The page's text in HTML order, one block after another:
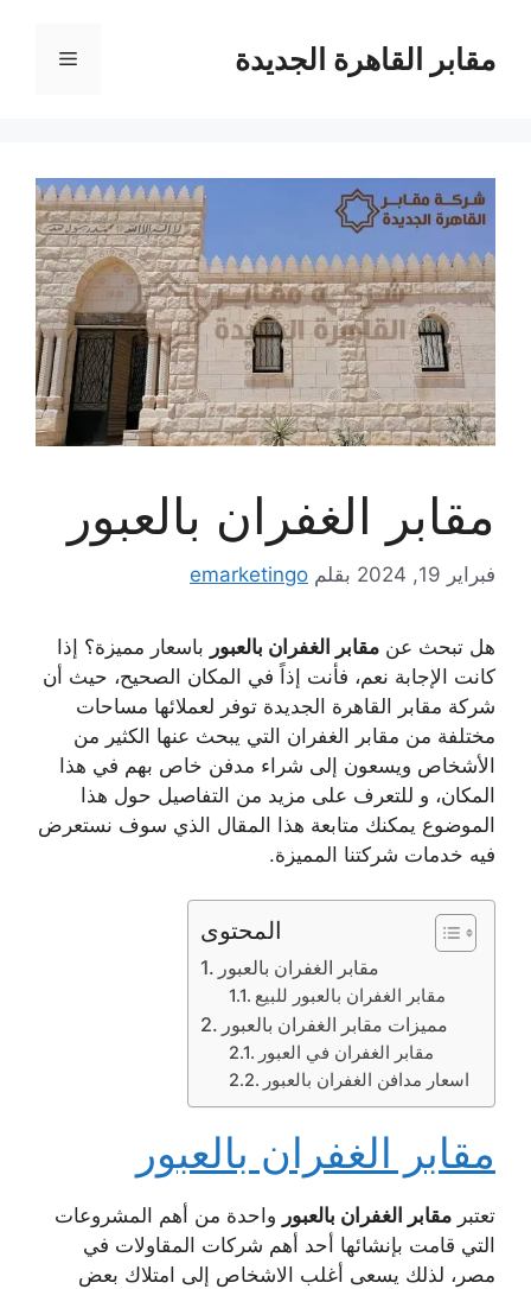
المحتوىمقابر القاهرة الجديدة القائمة
مقابر الغفران بالعبور
فبراير 19, 2024 بقلم emarketingo
هل تبحث عن مقابر الغفران بالعبور باسعار مميزة؟ إذا
كانت الإجابة نعم، فأنت إذاً في المكان الصحيح، حيث أن
شركة مقابر القاهرة الجديدة توفر لعملائها مساحات
مختلفة من مقابر الغفران التي يبحث عنها الكثير من
الأشخاص ويسعون إلى شراء مدفن خاص بهم في هذا
المكان، و للتعرف على مزيد من التفاصيل حول هذا
الموضوع يمكنك متابعة هذا المقال الذي سوف نستعرض
فيه خدمات شركتنا المميزة.
المحتوى
مقابر الغفران بالعبور
مقابر الغفران بالعبور للبيع
مميزات مقابر الغفران بالعبور
مقابر الغفران في العبور
اسعار مدافن الغفران بالعبور
مقابر الغفران بالعبور
تعتبر مقابر الغفران بالعبور واحدة من أهم المشروعات
التي قامت بإنشائها أحد أهم شركات المقاولات في
مصر، لذلك يسعى أغلب الاشخاص إلى امتلاك بعض